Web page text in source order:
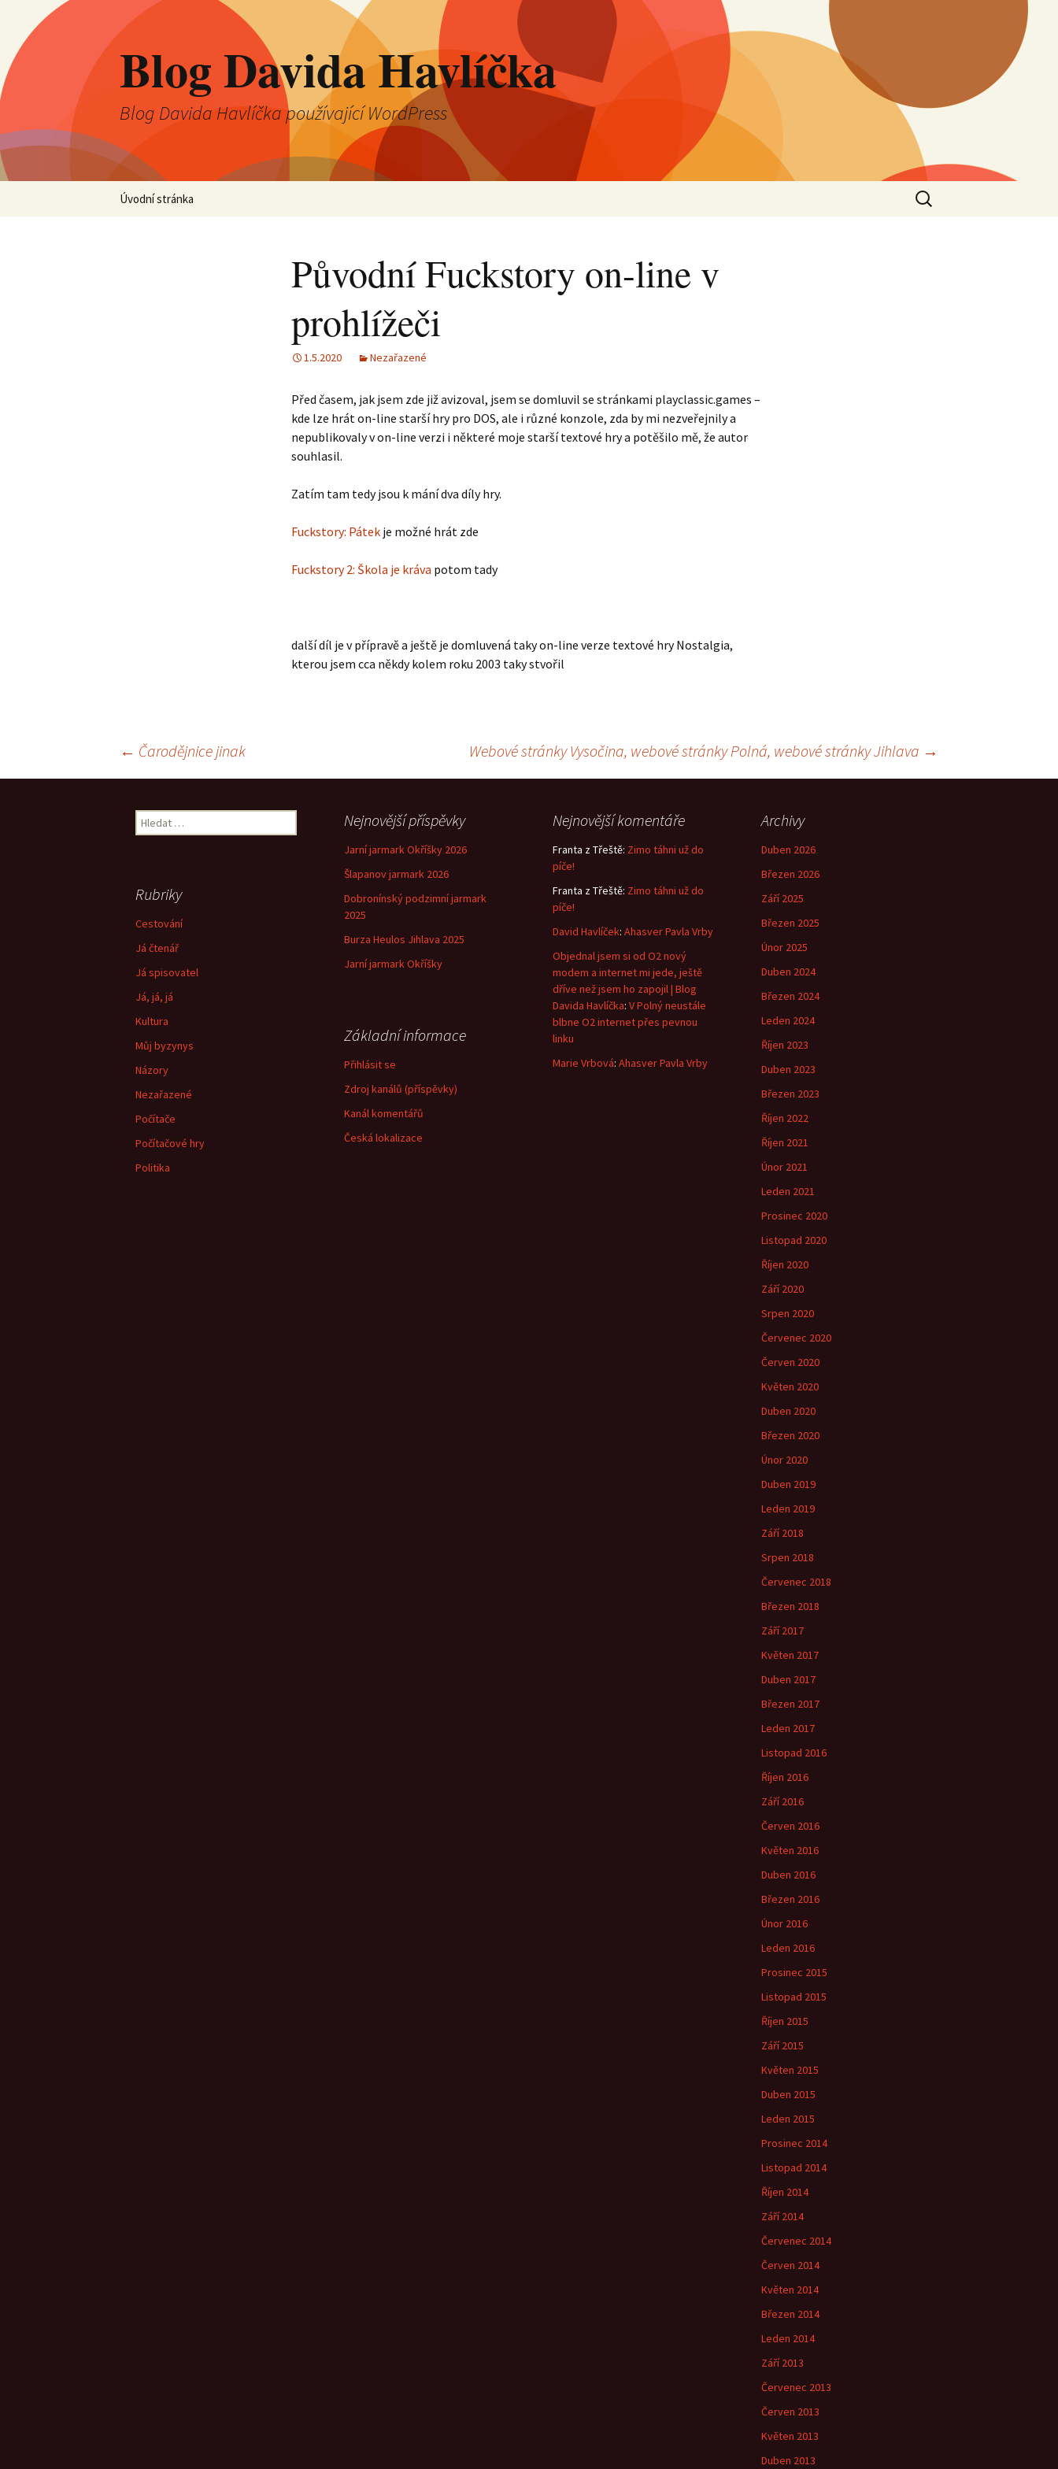
Blog Davida Havlíčka
Blog Davida Havlíčka používající WordPress
Přejít
Úvodní stránka
Vyhledávání
Původní Fuckstory on-line v
prohlížeči
1.5.2020 Nezařazené
Před časem, jak jsem zde již avizoval, jsem se domluvil se stránkami playclassic.games –
kde lze hrát on-line starší hry pro DOS, ale i různé konzole, zda by mi nezveřejnily a
nepublikovaly v on-line verzi i některé moje starší textové hry a potěšilo mě, že autor
souhlasil.
Zatím tam tedy jsou k mání dva díly hry.
Fuckstory: Pátek je možné hrát zde
Fuckstory 2: Škola je kráva potom tady
další díl je v přípravě a ještě je domluvená taky on-line verze textové hry Nostalgia,
kterou jsem cca někdy kolem roku 2003 taky stvořil
Navigace
← Čarodějnice jinak Webové stránky Vysočina, webové stránky Polná, webové stránky Jihlava →
Vyhledávání Nejnovější příspěvky
Jarní jarmark Okříšky 2026
Šlapanov jarmark 2026
Dobronínský podzimní jarmark
2025
Burza Heulos Jihlava 2025
Jarní jarmark Okříšky
Nejnovější komentáře
Franta z Třeště: Zimo táhni už do
píče!
Franta z Třeště: Zimo táhni už do
píče!
David Havlíček: Ahasver Pavla Vrby
Objednal jsem si od O2 nový
modem a internet mi jede, ještě
dříve než jsem ho zapojil | Blog
Davida Havlíčka: V Polný neustále
blbne O2 internet přes pevnou
linku
Marie Vrbová: Ahasver Pavla Vrby
Archivy
Duben 2026
Březen 2026
Září 2025
Březen 2025
Únor 2025
Duben 2024
Březen 2024
Leden 2024
Říjen 2023
Duben 2023
Březen 2023
Říjen 2022
Říjen 2021
Únor 2021
Leden 2021
Prosinec 2020
Listopad 2020
Říjen 2020
Září 2020
Srpen 2020
Červenec 2020
Červen 2020
Květen 2020
Duben 2020
Březen 2020
Únor 2020
Duben 2019
Leden 2019
Září 2018
Srpen 2018
Červenec 2018
Březen 2018
Září 2017
Květen 2017
Duben 2017
Březen 2017
Leden 2017
Listopad 2016
Říjen 2016
Září 2016
Červen 2016
Květen 2016
Duben 2016
Březen 2016
Únor 2016
Leden 2016
Prosinec 2015
Listopad 2015
Říjen 2015
Září 2015
Květen 2015
Duben 2015
Leden 2015
Prosinec 2014
Listopad 2014
Říjen 2014
Září 2014
Červenec 2014
Červen 2014
Květen 2014
Březen 2014
Leden 2014
Září 2013
Červenec 2013
Červen 2013
Květen 2013
Duben 2013
Rubriky
Cestování
Já čtenář
Já spisovatel
Já, já, já
Kultura
Můj byzynys
Názory
Nezařazené
Počítače
Počítačové hry
Politika
Základní informace
Přihlásit se
Zdroj kanálů (příspěvky)
Kanál komentářů
Česká lokalizace